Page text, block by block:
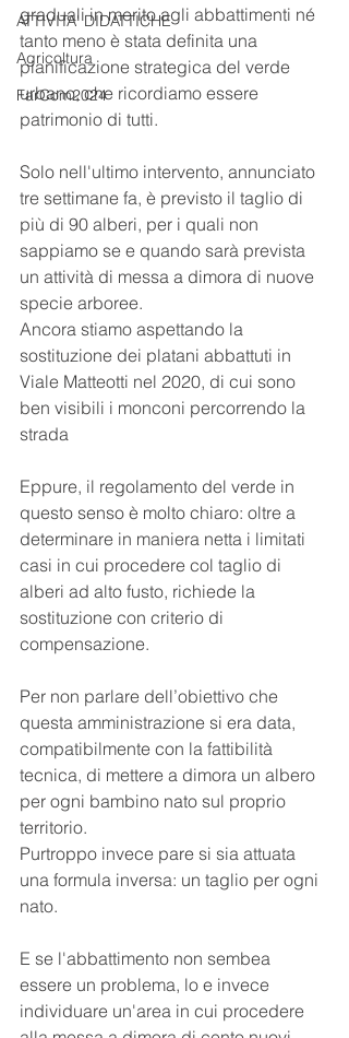
ATTIVITA' DIDATTICHE
Agricoltura
FarCom2024
graduali in merito agli abbattimenti né
tanto meno è stata definita una
pianificazione strategica del verde
urbano, che ricordiamo essere
patrimonio di tutti.
Solo nell'ultimo intervento, annunciato
tre settimane fa, è previsto il taglio di
più di 90 alberi, per i quali non
sappiamo se e quando sarà prevista
un attività di messa a dimora di nuove
specie arboree.
Ancora stiamo aspettando la
sostituzione dei platani abbattuti in
Viale Matteotti nel 2020, di cui sono
ben visibili i monconi percorrendo la
strada
Eppure, il regolamento del verde in
questo senso è molto chiaro: oltre a
determinare in maniera netta i limitati
casi in cui procedere col taglio di
alberi ad alto fusto, richiede la
sostituzione con criterio di
compensazione.
Per non parlare dell’obiettivo che
questa amministrazione si era data,
compatibilmente con la fattibilità
tecnica, di mettere a dimora un albero
per ogni bambino nato sul proprio
territorio.
Purtroppo invece pare si sia attuata
una formula inversa: un taglio per ogni
nato.
E se l'abbattimento non sembea
essere un problema, lo e invece
individuare un'area in cui procedere